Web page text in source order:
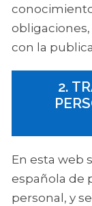
con la
2.
En esta web
española de
personal, y